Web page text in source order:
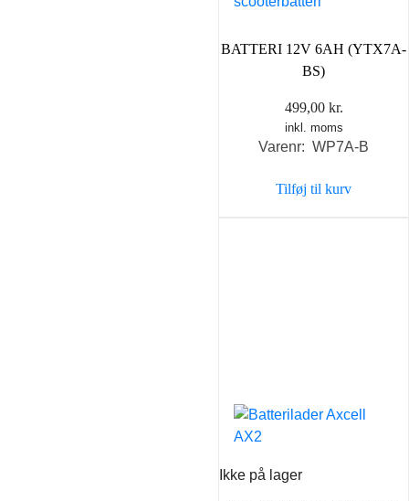
BATTERI 12V 6AH (YTX7A-
BS)
499,00 kr.
inkl. moms
Varenr: WP7A-B
Tilføj til kurv
Ikke på lager